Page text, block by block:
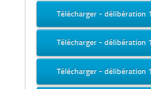
Télécharger - délibération
Télécharger - délibération
Télécharger - délibération